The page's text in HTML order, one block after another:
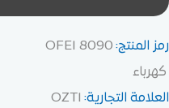
رمز المنتج: OFEI 8090
كهرباء
العلامة التجارية: OZTI